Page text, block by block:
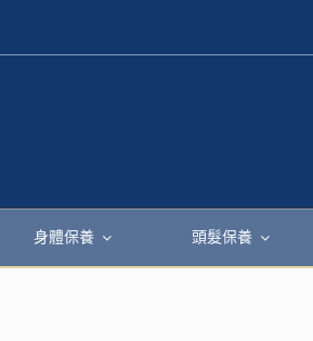
身體保養 頭髮保養